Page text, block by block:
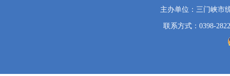
主办单位：三门峡市
联系方式：0398-